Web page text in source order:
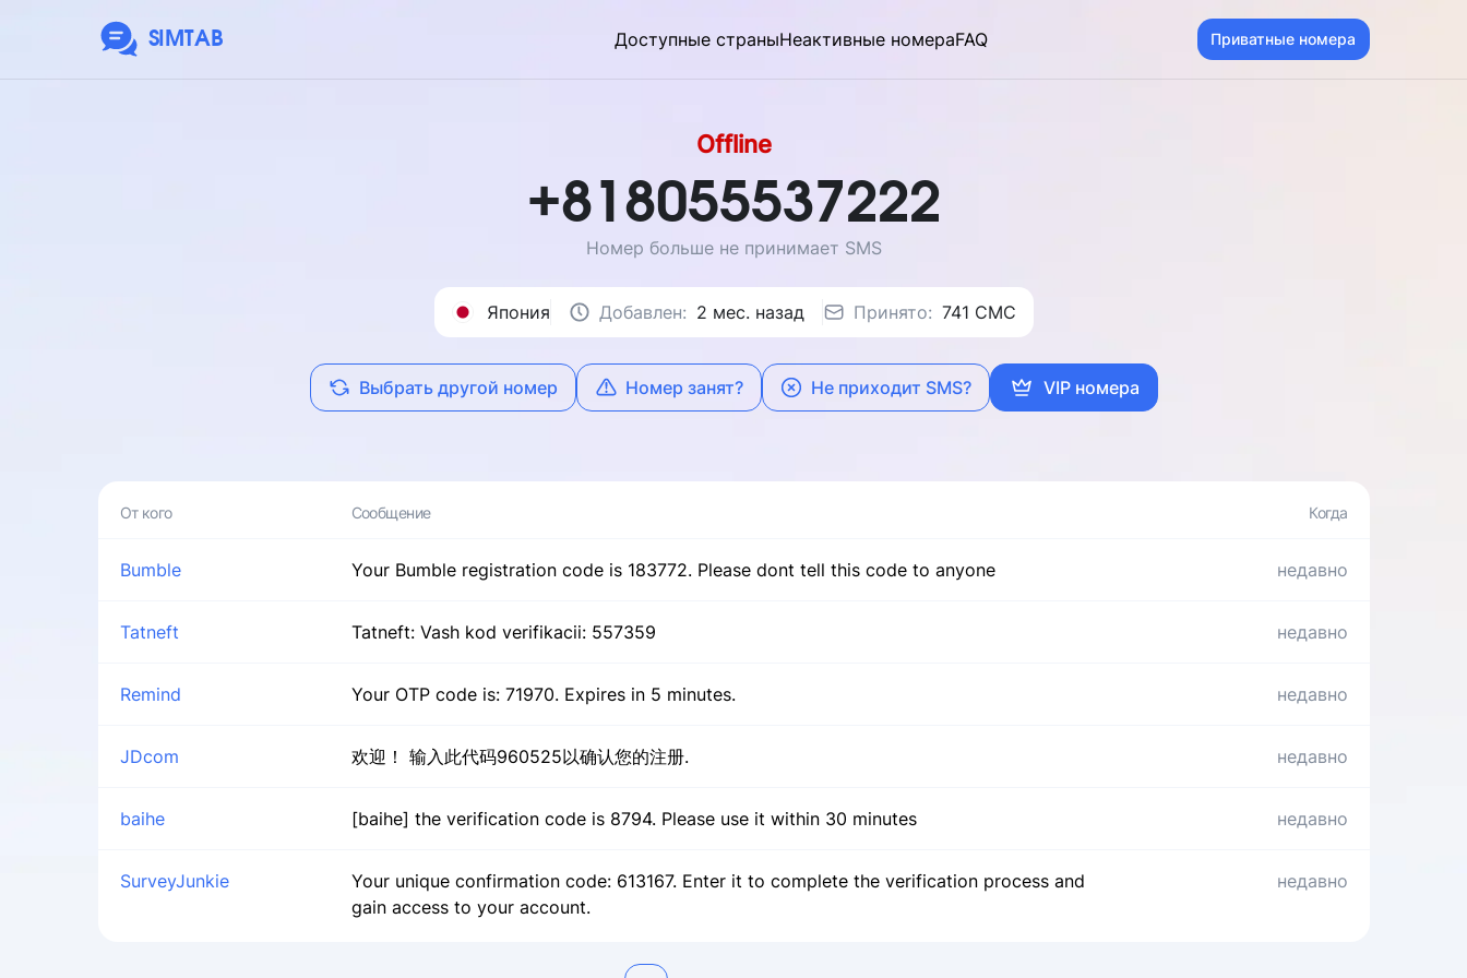
SIMTAB Доступные страныНеактивные номераFAQ Приватные номера
Offline
+818055537222
Номер больше не принимает SMS
Япония Добавлен: 2 мес. назад Принято: 741 CMC
Выбрать другой номер Номер занят? Не приходит SMS? VIP номера
Bumble недавно
Your Bumble registration code is 183772. Please dont tell this code to anyone
Tatneft недавно
Tatneft: Vash kod verifikacii: 557359
Remind недавно
Your OTP code is: 71970. Expires in 5 minutes.
JDcom недавно
欢迎！ 输入此代码960525以确认您的注册.
baihe недавно
[baihe] the verification code is 8794. Please use it within 30 minutes
SurveyJunkie недавно
Your unique confirmation code: 613167. Enter it to complete the verification process and
gain access to your account.